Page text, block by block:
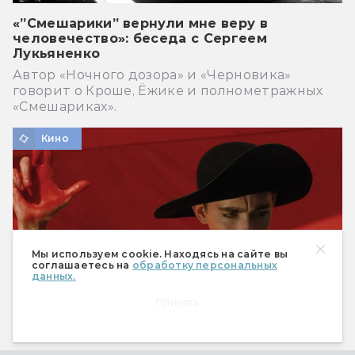
Мы используем cookie. Находясь на сайте вы
соглашаетесь на обработку персональных
данных.
«”Смешарики” вернули мне веру в
человечество»: беседа с Сергеем
Лукьяненко
Автор «Ночного дозора» и «Черновика»
говорит о Кроше, Ёжике и полнометражных
«Смешариках».
Кино